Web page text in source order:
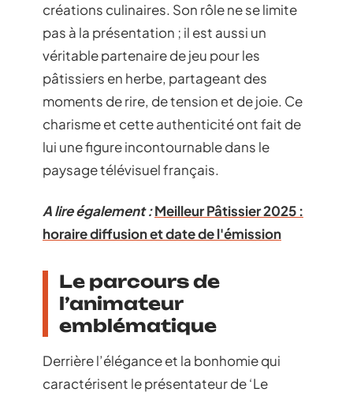
créations culinaires. Son rôle ne se limite
pas à la présentation ; il est aussi un
véritable partenaire de jeu pour les
pâtissiers en herbe, partageant des
moments de rire, de tension et de joie. Ce
charisme et cette authenticité ont fait de
lui une figure incontournable dans le
paysage télévisuel français.
A lire également :Meilleur Pâtissier 2025 :
horaire diffusion et date de l'émission
Le parcours de
l’animateur
emblématique
Derrière l’élégance et la bonhomie qui
caractérisent le présentateur de ‘Le